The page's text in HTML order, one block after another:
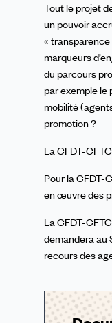
Tout le projet
un pouvoir
«
marqueurs
du parcours
par exemple le
mobilité
promotion ?
La CFDT-
Pour la CFDT-
en œuvre des
La CFDT-
demandera au
recours des